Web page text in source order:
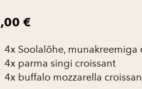
€
4x Soolalõhe, munakreemiga
4x parma singi croissant
4x buffalo mozzarella